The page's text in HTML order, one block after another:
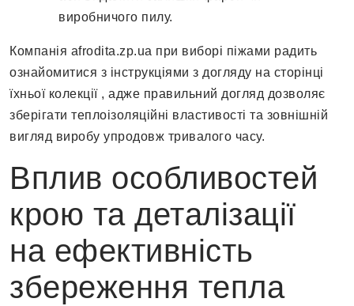
виробничого пилу.
Компанія afrodita.zp.ua при виборі піжами радить
ознайомитися з інструкціями з догляду на сторінці
їхньої колекції , адже правильний догляд дозволяє
зберігати теплоізоляційні властивості та зовнішній
вигляд виробу упродовж тривалого часу.
Вплив особливостей
крою та деталізації
на ефективність
збереження тепла